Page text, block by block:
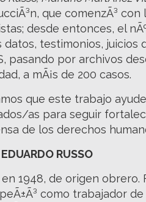
que comenzÃ³
desde entonces, el
datos, testimonios, juicios
pasando por archivos
a mÃ¡s de 200 casos.
que este trabajo
as para seguir
de los derechos
RUSSO
en 1948, de origen obrero.
como trabajador